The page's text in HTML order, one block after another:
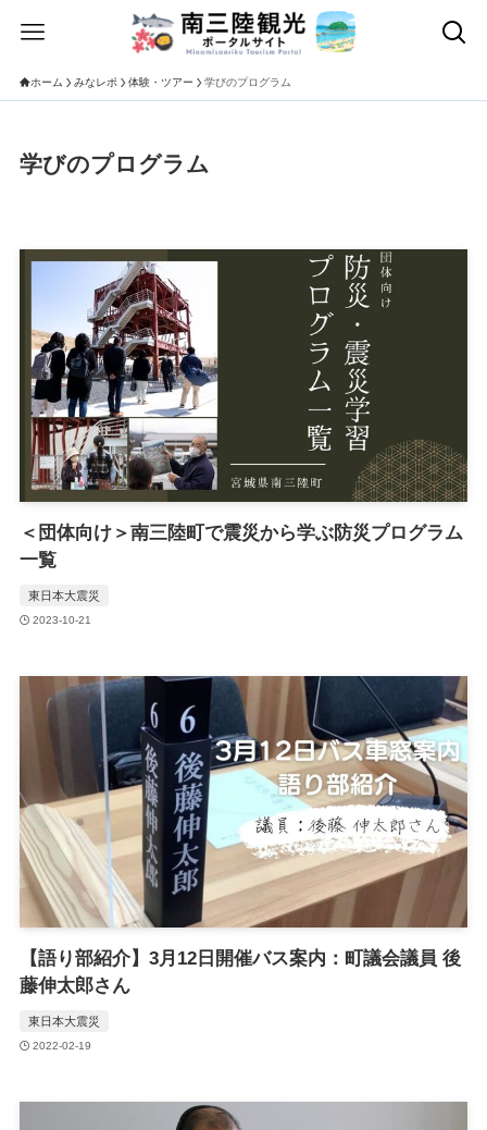
ホーム みなレポ 体験・ツアー 学びのプログラム
学びのプログラム
＜団体向け＞南三陸町で震災から学ぶ防災プログラム
一覧
東日本大震災
2023-10-21
【語り部紹介】3月12日開催バス案内：町議会議員 後
藤伸太郎さん
東日本大震災
2022-02-19